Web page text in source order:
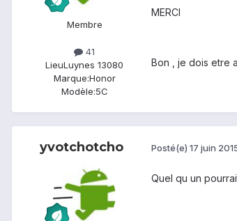
Membre
41
LieuLuynes 13080
Marque:Honor
Modèle:5C
MERCI
Bon , je dois etre
yvotchotcho Posté(e) 17 juin
Quel qu un